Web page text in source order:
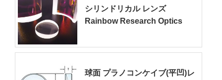
シリンドリカル レンズ
Rainbow Research Optics
球面 プラノコンケイブ(平凹)レ